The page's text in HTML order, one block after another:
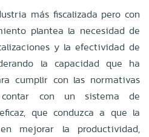
más fiscalizada pero con
plantea la necesidad de
y la efectividad de
la capacidad que ha
cumplir con las normativas
contar con un sistema de
que conduzca a que la
mejorar la productividad,